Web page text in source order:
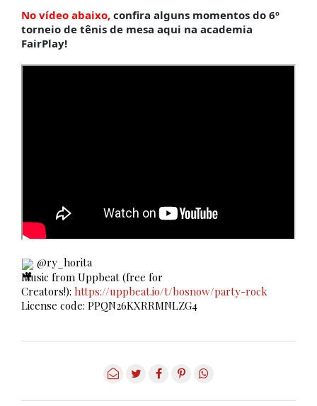
No vídeo abaixo, confira alguns momentos do 6º
torneio de tênis de mesa aqui na academia
FairPlay!
@ry_horita
Music from Uppbeat (free for
Creators!): https://uppbeat.io/t/bosnow/party-rock
License code: PPQN26KXRRMNLZG4